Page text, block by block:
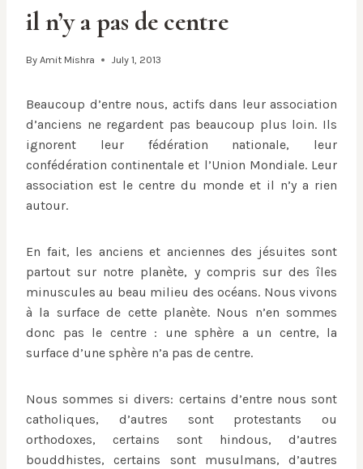
il n’y a pas de centre
By Amit Mishra July 1, 2013
Beaucoup d’entre nous, actifs dans leur association
d’anciens ne regardent pas beaucoup plus loin. Ils
ignorent leur fédération nationale, leur
confédération continentale et l’Union Mondiale. Leur
association est le centre du monde et il n’y a rien
autour.
En fait, les anciens et anciennes des jésuites sont
partout sur notre planète, y compris sur des îles
minuscules au beau milieu des océans. Nous vivons
à la surface de cette planète. Nous n’en sommes
donc pas le centre : une sphère a un centre, la
surface d’une sphère n’a pas de centre.
Nous sommes si divers: certains d’entre nous sont
catholiques, d’autres sont protestants ou
orthodoxes, certains sont hindous, d’autres
bouddhistes, certains sont musulmans, d’autres